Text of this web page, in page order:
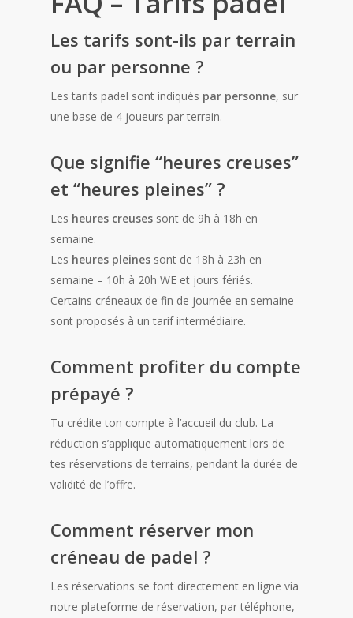
Les tarifs sont-ils par terrain
ou par personne ?
Les tarifs padel sont indiqués par personne, sur
une base de 4 joueurs par terrain.
Que signifie “heures creuses”
et “heures pleines” ?
Les heures creuses sont de 9h à 18h en
semaine.
Les heures pleines sont de 18h à 23h en
semaine – 10h à 20h WE et jours fériés.
Certains créneaux de fin de journée en semaine
sont proposés à un tarif intermédiaire.
Comment profiter du compte
prépayé ?
Tu crédite ton compte à l’accueil du club. La
réduction s’applique automatiquement lors de
tes réservations de terrains, pendant la durée de
validité de l’offre.
Comment réserver mon
créneau de padel ?
Les réservations se font directement en ligne via
notre plateforme de réservation, par téléphone,